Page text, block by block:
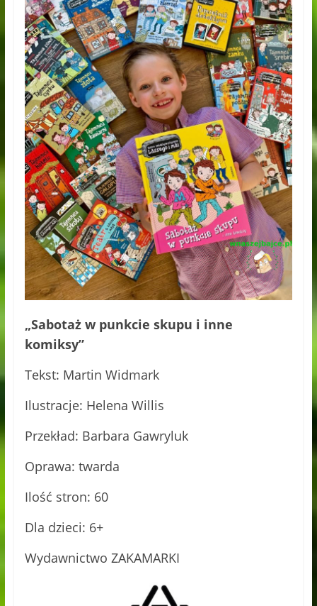
„Sabotaż w punkcie skupu i inne
komiksy”
Tekst: Martin Widmark
Ilustracje: Helena Willis
Przekład: Barbara Gawryluk
Oprawa: twarda
Ilość stron: 60
Dla dzieci: 6+
Wydawnictwo ZAKAMARKI